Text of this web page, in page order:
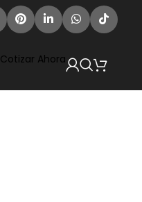
Cotizar Ahora